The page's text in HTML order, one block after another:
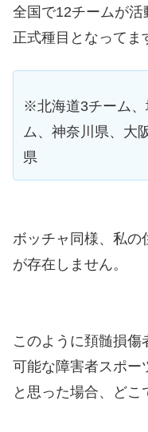
全国で12チームが
正式種目となってま
※北海道3チーム、
ム、神奈川県、大
県
ボッチャ同様、私の
が存在しません。
このように頚髄損
可能な障害者スポー
と思った場合、どこ